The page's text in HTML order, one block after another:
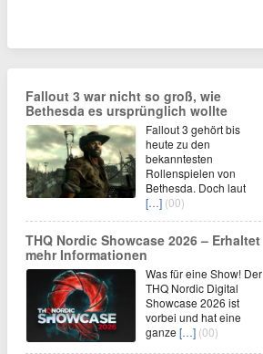
Fallout 3 war nicht so groß, wie
Bethesda es ursprünglich wollte
Fallout 3 gehört bis
heute zu den
bekanntesten
Rollenspielen von
Bethesda. Doch laut
[…] (00)
THQ Nordic Showcase 2026 – Erhaltet
mehr Informationen
Was für eine Show! Der
THQ Nordic Digital
Showcase 2026 ist
vorbei und hat eine
ganze […] (00)